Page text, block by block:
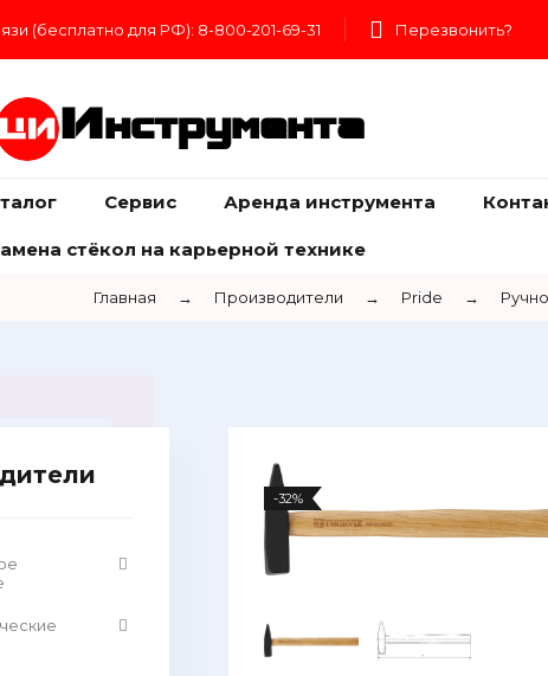
(бесплатно для РФ): 8-800-201-69-31 Перезвонить?
Инструмента
Сервис Аренда инструмента
стёкол на карьерной технике
Главная → Производители → Pride →
-32%